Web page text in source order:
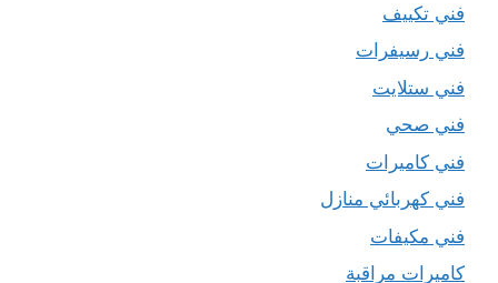
فني تكييف
فني رسيفرات
فني ستلايت
فني صحي
فني كاميرات
فني كهربائي منازل
فني مكيفات
كاميرات مراقبة